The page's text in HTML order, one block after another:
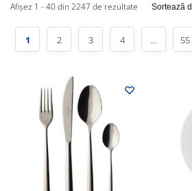
Afișez 1 - 40 din 2247 de rezultate
1 2 3 4 … 55